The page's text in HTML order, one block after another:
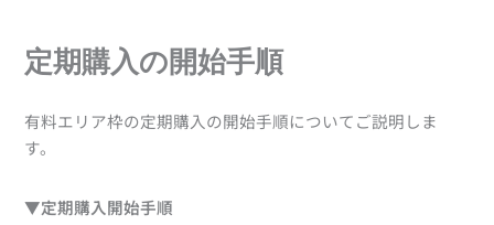
定期購入の開始手順
有料エリア枠の定期購入の開始手順についてご説明しま
す。
▼定期購入開始手順